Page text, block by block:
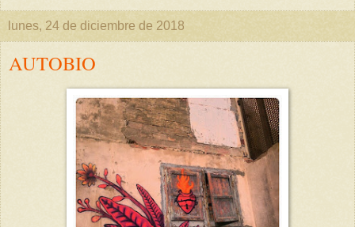
lunes, 24 de diciembre de 2018
AUTOBIO